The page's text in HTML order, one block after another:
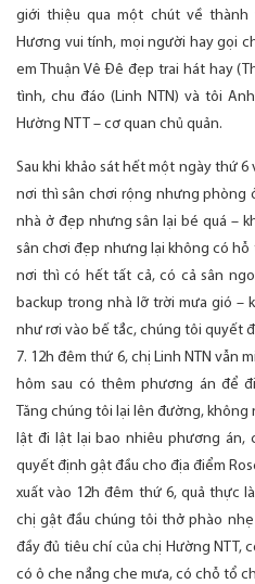
giới thiệu qua một chút về
Hương vui tính, mọi người hay gọi
em Thuận Vê Đê đẹp trai hát hay
tình, chu đáo (Linh NTN) và tôi
Hường NTT – cơ quan chủ quản.
Sau khi khảo sát hết một ngày thứ
nơi thì sân chơi rộng nhưng phòng
nhà ở đẹp nhưng sân lại bé quá –
sân chơi đẹp nhưng lại không có
nơi thì có hết tất cả, có cả sân
backup trong nhà lỡ trời mưa gió –
như rơi vào bế tắc, chúng tôi quyết
7. 12h đêm thứ 6, chị Linh NTN vẫn
hôm sau có thêm phương án để
Tăng chúng tôi lại lên đường,
lật đi lật lại bao nhiêu phương án,
quyết định gật đầu cho địa điểm
xuất vào 12h đêm thứ 6, quả thực
chị gật đầu chúng tôi thở phào
đầy đủ tiêu chí của chị Hường NTT,
có ô che nắng che mưa, có chỗ tổ